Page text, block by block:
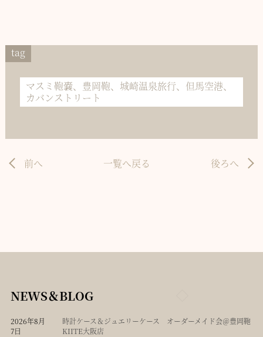
tag
マスミ鞄嚢、豊岡鞄、城崎温泉旅行、但馬空港、
カバンストリート
前へ 一覧へ戻る 後ろへ
NEWS＆BLOG
2026年8月
7日
時計ケース＆ジュエリーケース オーダーメイド会＠豊岡鞄
KIITE大阪店